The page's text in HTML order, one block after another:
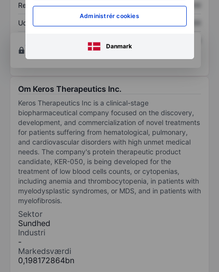
Administrér cookies
Danmark
Resultat pr. aktie (EPS) XXXXXXX XXXXXXX
Udbytte pr. aktie XXXXXXX
Opret konto
for at få adgang til flere diagrammer
og analyse værktøjer.
Om Keros Therapeutics Inc.
Keros Therapeutics Inc is a clinical-stage
biopharmaceutical company focused on the discovery,
development, and commercialization of novel treatments
for patients suffering from hematological, pulmonary,
and cardiovascular disorders with high unmet medical
needs. The company's protein therapeutic product
candidate, KER-050, is being developed for the
treatment of low blood cells counts, or cytopenias,
including anemia and thrombocytopenia, in patients with
myelodysplastic syndromes, or MDS, and in patients with
myelofibrosis.
Sektor
Sundhed
Industri
-
Markedsværdi
0,198172864bn